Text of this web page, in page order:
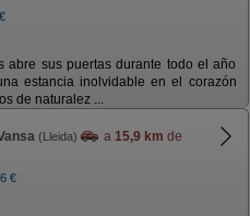
abre sus puertas durante todo el año
estancia inolvidable en el corazón
de naturalez ...
(Lleida) a 15,9 km de
€